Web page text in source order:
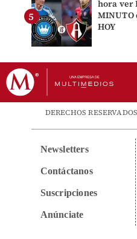
hora ver
MINUTO
HOY
DERECHOS
Newsletters
Contáctanos
Suscripciones
Anúnciate